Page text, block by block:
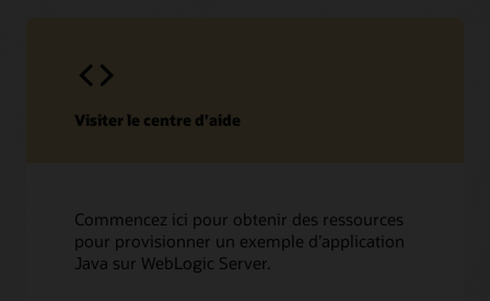
Visiter le centre d’aide
Commencez ici pour obtenir des ressources
pour provisionner un exemple d’application
Java sur WebLogic Server.